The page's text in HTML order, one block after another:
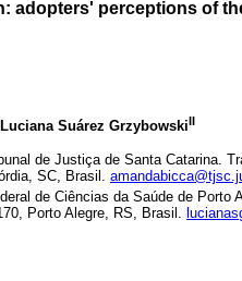
adopters' perceptions of
Suárez GrzybowskiII
de Justiça de Santa Catarina.
SC, Brasil.
de Ciências da Saúde de Porto
Porto Alegre, RS, Brasil.